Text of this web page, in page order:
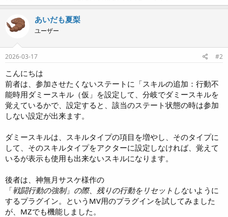
あいだも夏梨
ユーザー
2026-03-17 #2
こんにちは
前者は、参加させたくないステートに「スキルの追加：行動不
能時用ダミースキル（仮」を設定して、分岐でダミースキルを
覚えているかで、設定すると、該当のステート状態の時は参加
しない設定が出来ます。
ダミースキルは、スキルタイプの項目を増やし、そのタイプに
して、そのスキルタイプをアクターに設定しなければ、覚えて
いるが表示も使用も出来ないスキルになります。
後者は、神無月サスケ様作の
「戦闘行動の強制」 の際、 残りの行動をリセットしないように
するプラグイン。というMV用のプラグインを試してみました
が、MZでも機能しました。